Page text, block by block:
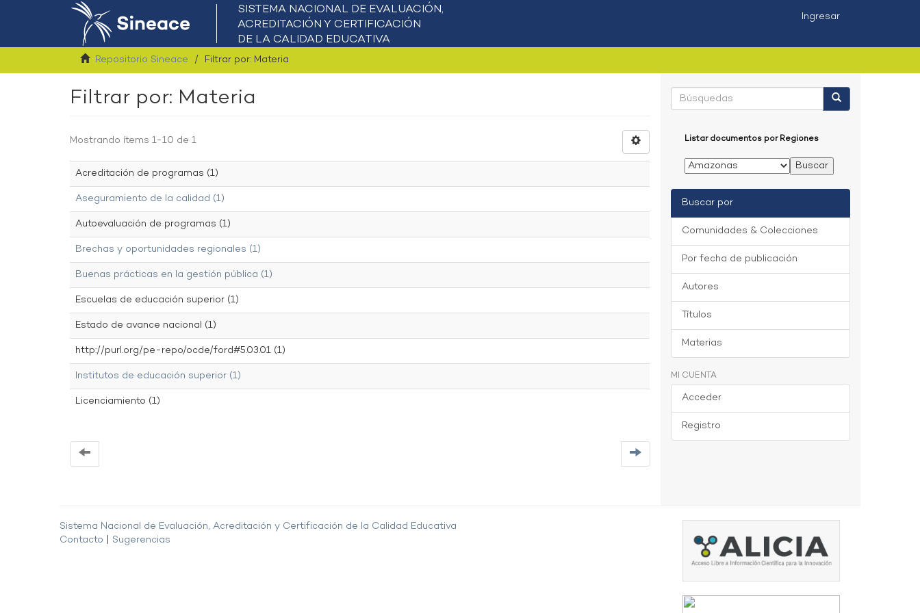
Ingresar
Repositorio Sineace Filtrar por: Materia
Filtrar por: Materia
Mostrando ítems 1-10 de 1
Acreditación de programas (1)
Aseguramiento de la calidad (1)
Autoevaluación de programas (1)
Brechas y oportunidades regionales (1)
Buenas prácticas en la gestión pública (1)
Escuelas de educación superior (1)
Estado de avance nacional (1)
http://purl.org/pe-repo/ocde/ford#5.03.01 (1)
Institutos de educación superior (1)
Licenciamiento (1)
Listar documentos por Regiones
Buscar por
Comunidades & Colecciones
Por fecha de publicación
Autores
Títulos
Materias
MI CUENTA
Acceder
Registro
Sistema Nacional de Evaluación, Acreditación y Certificación de la Calidad Educativa
Contacto
Sugerencias